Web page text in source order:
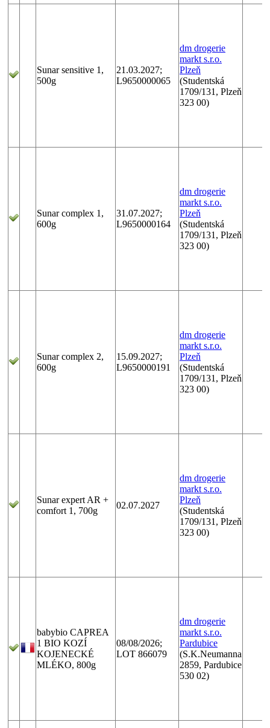
Sunar sensitive 1,
500g
21.03.2027;
L9650000065
dm drogerie
markt s.r.o.
Plzeň
(Studentská
1709/131, Plzeň
323 00)
Sunar complex 1,
600g
31.07.2027;
L9650000164
dm drogerie
markt s.r.o.
Plzeň
(Studentská
1709/131, Plzeň
323 00)
Sunar complex 2,
600g
15.09.2027;
L9650000191
dm drogerie
markt s.r.o.
Plzeň
(Studentská
1709/131, Plzeň
323 00)
Sunar expert AR +
comfort 1, 700g
02.07.2027
dm drogerie
markt s.r.o.
Plzeň
(Studentská
1709/131, Plzeň
323 00)
babybio CAPREA
1 BIO KOZÍ
KOJENECKÉ
MLÉKO, 800g
08/08/2026;
LOT 866079
dm drogerie
markt s.r.o.
Pardubice
(S.K.Neumanna
2859, Pardubice
530 02)